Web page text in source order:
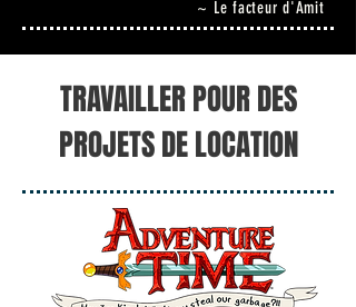
~ Le facteur d'Amit
TRAVAILLER POUR DES
PROJETS DE LOCATION